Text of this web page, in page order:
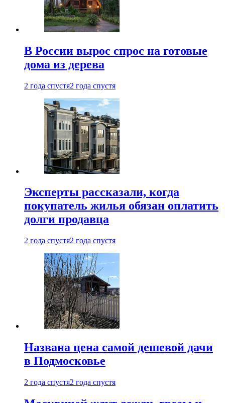
В России вырос спрос на готовые
дома из дерева
2 года спустя2 года спустя
Эксперты рассказали, когда
покупатель жилья обязан оплатить
долги продавца
2 года спустя2 года спустя
Названа цена самой дешевой дачи
в Подмосковье
2 года спустя2 года спустя